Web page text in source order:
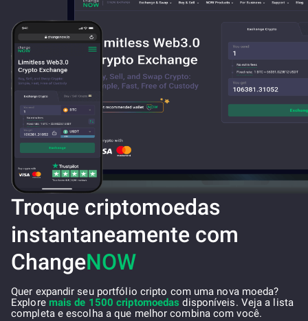
Troque criptomoedas
instantaneamente com
ChangeNOW
Quer expandir seu portfólio cripto com uma nova moeda?
Explore mais de 1500 criptomoedas disponíveis. Veja a lista
completa e escolha a que melhor combina com você.